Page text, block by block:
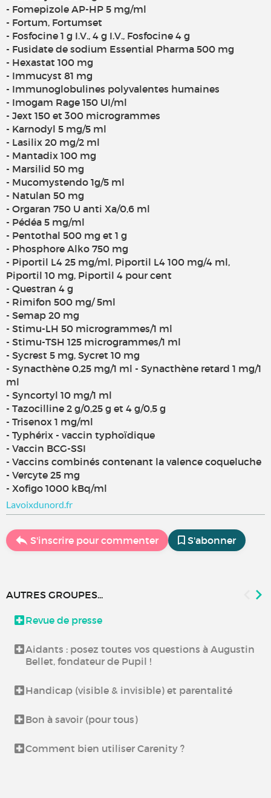
- Fomepizole AP-HP 5 mg/ml
- Fortum, Fortumset
- Fosfocine 1 g I.V., 4 g I.V., Fosfocine 4 g
- Fusidate de sodium Essential Pharma 500 mg
- Hexastat 100 mg
- Immucyst 81 mg
- Immunoglobulines polyvalentes humaines
- Imogam Rage 150 UI/ml
- Jext 150 et 300 microgrammes
- Karnodyl 5 mg/5 ml
- Lasilix 20 mg/2 ml
- Mantadix 100 mg
- Marsilid 50 mg
- Mucomystendo 1g/5 ml
- Natulan 50 mg
- Orgaran 750 U anti Xa/0,6 ml
- Pédéa 5 mg/ml
- Pentothal 500 mg et 1 g
- Phosphore Alko 750 mg
- Piportil L4 25 mg/ml, Piportil L4 100 mg/4 ml,
Piportil 10 mg, Piportil 4 pour cent
- Questran 4 g
- Rimifon 500 mg/ 5ml
- Semap 20 mg
- Stimu-LH 50 microgrammes/1 ml
- Stimu-TSH 125 microgrammes/1 ml
- Sycrest 5 mg, Sycret 10 mg
- Synacthène 0,25 mg/1 ml - Synacthène retard 1 mg/1
ml
- Syncortyl 10 mg/1 ml
- Tazocilline 2 g/0,25 g et 4 g/0,5 g
- Trisenox 1 mg/ml
- Typhérix - vaccin typhoïdique
- Vaccin BCG-SSI
- Vaccins combinés contenant la valence coqueluche
- Vercyte 25 mg
- Xofigo 1000 kBq/ml
Lavoixdunord.fr
S'inscrire pour commenter S'abonner
AUTRES GROUPES...
Revue de presse
Aidants : posez toutes vos questions à Augustin
Bellet, fondateur de Pupil !
Handicap (visible & invisible) et parentalité
Bon à savoir (pour tous)
Comment bien utiliser Carenity ?